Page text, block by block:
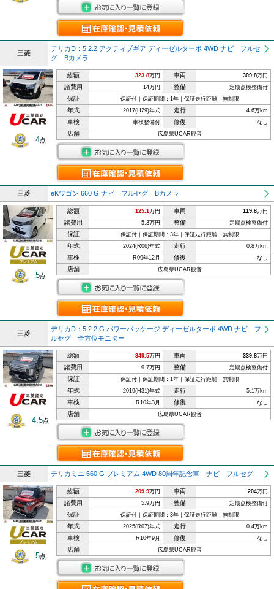
三菱
デリカD：5 2.2 アクティブギア ディーゼルターボ 4WD ナビ フルセ
グ Bカメラ
4点
総額 323.8万円 車両 309.8万円
諸費用 14万円 整備 定期点検整備付
保証 保証付｜保証期間：1年｜保証走行距離：無制限
年式 2017(H29)年式 走行 4.6万km
車検 車検整備付 修復 なし
店舗 広島県UCAR観音
三菱 eKワゴン 660 G ナビ フルセグ Bカメラ
5点
総額 125.1万円 車両 119.8万円
諸費用 5.3万円 整備 定期点検整備付
保証 保証付｜保証期間：3年｜保証走行距離：無制限
年式 2024(R06)年式 走行 0.8万km
車検 R09年12月 修復 なし
店舗 広島県UCAR観音
三菱
デリカD：5 2.2 G パワーパッケージ ディーゼルターボ 4WD ナビ フ
ルセグ 全方位モニター
4.5点
総額 349.5万円 車両 339.8万円
諸費用 9.7万円 整備 定期点検整備付
保証 保証付｜保証期間：1年｜保証走行距離：無制限
年式 2019(H31)年式 走行 5.1万km
車検 R10年3月 修復 なし
店舗 広島県UCAR観音
三菱 デリカミニ 660 G プレミアム 4WD 80周年記念車 ナビ フルセグ
5点
総額 209.9万円 車両 204万円
諸費用 5.9万円 整備 定期点検整備付
保証 保証付｜保証期間：3年｜保証走行距離：無制限
年式 2025(R07)年式 走行 0.4万km
車検 R10年9月 修復 なし
店舗 広島県UCAR観音